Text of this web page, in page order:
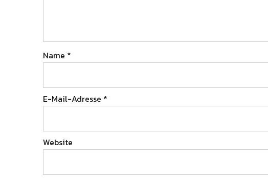
Name *
E-Mail-Adresse *
Website